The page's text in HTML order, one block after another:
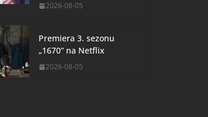
2026-08-05
Premiera 3. sezonu
„1670” na Netflix
2026-08-05